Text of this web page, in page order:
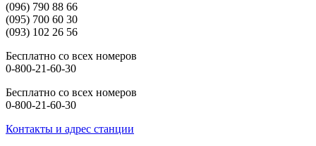
(096) 790 88 66
(095) 700 60 30
(093) 102 26 56
Бесплатно со всех номеров
0-800-21-60-30
Бесплатно со всех номеров
0-800-21-60-30
Контакты и адрес станции